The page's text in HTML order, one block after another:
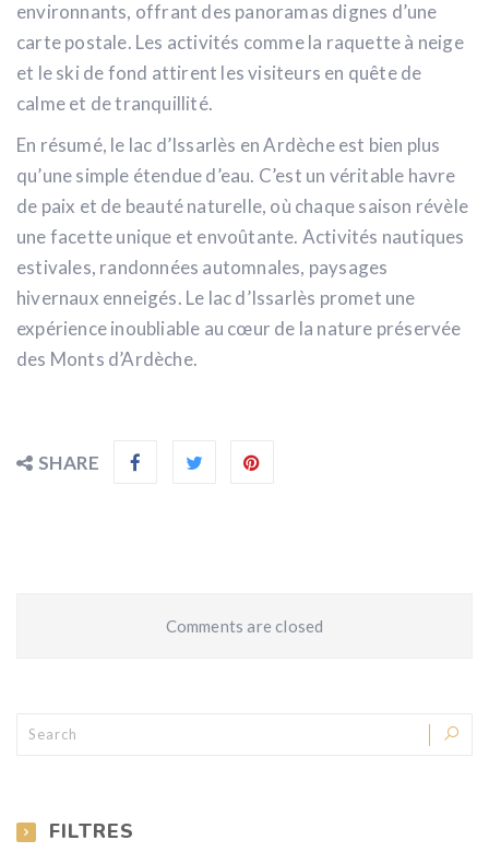
environnants, offrant des panoramas dignes d’une
carte postale. Les activités comme la raquette à neige
et le ski de fond attirent les visiteurs en quête de
calme et de tranquillité.
En résumé, le lac d’Issarlès en Ardèche est bien plus
qu’une simple étendue d’eau. C’est un véritable havre
de paix et de beauté naturelle, où chaque saison révèle
une facette unique et envoûtante. Activités nautiques
estivales, randonnées automnales, paysages
hivernaux enneigés. Le lac d’Issarlès promet une
expérience inoubliable au cœur de la nature préservée
des Monts d’Ardèche.
SHARE
Comments are closed
FILTRES